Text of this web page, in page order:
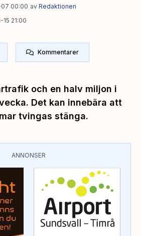
00:00 av Redaktionen
21:00
Kommentarer
och en halv miljon i
Det kan innebära att
tvingas stänga.
ANNONSER